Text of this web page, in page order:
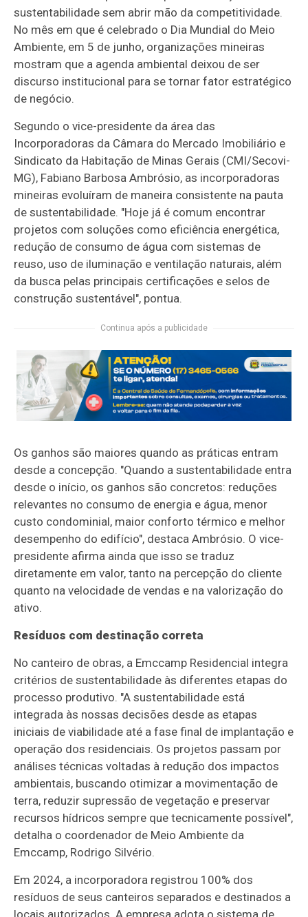
sustentabilidade sem abrir mão da competitividade.
No mês em que é celebrado o Dia Mundial do Meio
Ambiente, em 5 de junho, organizações mineiras
mostram que a agenda ambiental deixou de ser
discurso institucional para se tornar fator estratégico
de negócio.
Segundo o vice-presidente da área das
Incorporadoras da Câmara do Mercado Imobiliário e
Sindicato da Habitação de Minas Gerais (CMI/Secovi-
MG), Fabiano Barbosa Ambrósio, as incorporadoras
mineiras evoluíram de maneira consistente na pauta
de sustentabilidade. "Hoje já é comum encontrar
projetos com soluções como eficiência energética,
redução de consumo de água com sistemas de
reuso, uso de iluminação e ventilação naturais, além
da busca pelas principais certificações e selos de
construção sustentável", pontua.
Continua após a publicidade
Os ganhos são maiores quando as práticas entram
desde a concepção. "Quando a sustentabilidade entra
desde o início, os ganhos são concretos: reduções
relevantes no consumo de energia e água, menor
custo condominial, maior conforto térmico e melhor
desempenho do edifício", destaca Ambrósio. O vice-
presidente afirma ainda que isso se traduz
diretamente em valor, tanto na percepção do cliente
quanto na velocidade de vendas e na valorização do
ativo.
Resíduos com destinação correta
No canteiro de obras, a Emccamp Residencial integra
critérios de sustentabilidade às diferentes etapas do
processo produtivo. "A sustentabilidade está
integrada às nossas decisões desde as etapas
iniciais de viabilidade até a fase final de implantação e
operação dos residenciais. Os projetos passam por
análises técnicas voltadas à redução dos impactos
ambientais, buscando otimizar a movimentação de
terra, reduzir supressão de vegetação e preservar
recursos hídricos sempre que tecnicamente possível",
detalha o coordenador de Meio Ambiente da
Emccamp, Rodrigo Silvério.
Em 2024, a incorporadora registrou 100% dos
resíduos de seus canteiros separados e destinados a
locais autorizados. A empresa adota o sistema de